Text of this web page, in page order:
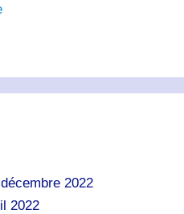
2022
2022